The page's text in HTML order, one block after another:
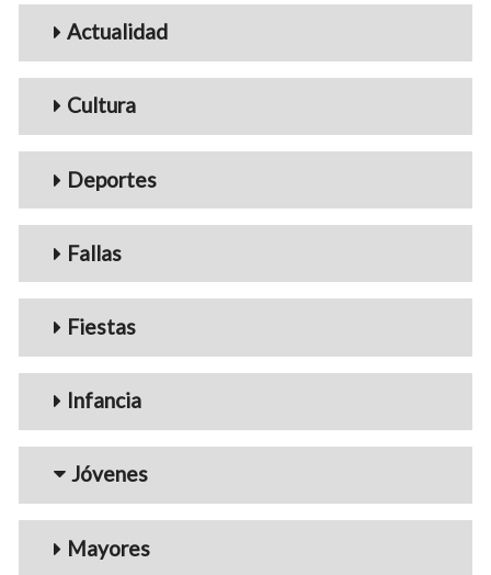
Menu_Videos
Actualidad
Cultura
Deportes
Fallas
Fiestas
Infancia
Jóvenes
Mayores